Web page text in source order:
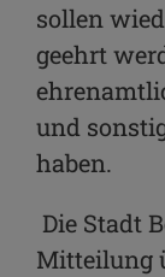
sollen
geehrt
und
haben.
Die Stadt
Mitteilung